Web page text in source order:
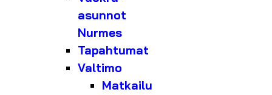
asunnot
Nurmes
Tapahtumat
Valtimo
Matkailu